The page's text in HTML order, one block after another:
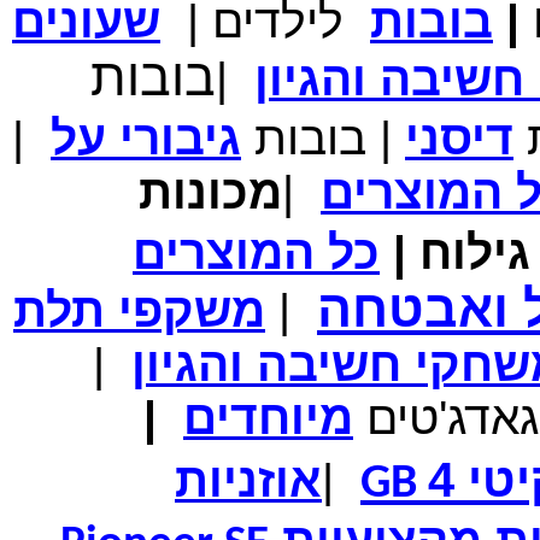
₪700.00 מחיר שוק
המחיר שלך
משלוח חינם
במבצע תיק לנשיאת מחשב נייד 10.1 אינץ' בצבע ורוד בעל
₪150.00 מחיר שוק
₪99.00 המחיר שלך
₪104.00 המחיר כולל משלוח :
נרתיק עור יוקרתי עבור אייפוד וידאו 60GB\80GB \שחור
| בובות לילדים |
שעונים
והגיון
|בובות
דיסני | בובות גיבורי על
|
המוצרים |מכונות
| כל המוצרים
ואבטחה | משקפי תלת
חשיבה והגיון
|
גאדג'טים מיוחדים |
4
GB
|אוזניות